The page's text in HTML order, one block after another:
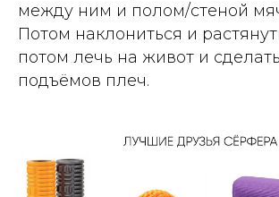
между ним и полом/стеной
Потом наклониться и
потом лечь на живот и
подъёмов плеч.